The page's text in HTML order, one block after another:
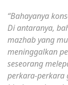
“Bahayanya
Di antaranya,
mazhab yang
meninggalkan
seseorang
perkara-perkara